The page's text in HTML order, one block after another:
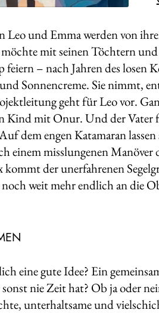
Leo und Emma werden von
mit seinen Töchtern
feiern – nach Jahren des losen
Sonnencreme. Sie nimmt,
geht für Leo vor.
Kind mit Onur. Und der Vater
dem engen Katamaran
einem misslungenen
der unerfahrenen
weit mehr endlich an die
eine gute Idee? Ein
nie Zeit hat? Ob ja oder
unterhaltsame und